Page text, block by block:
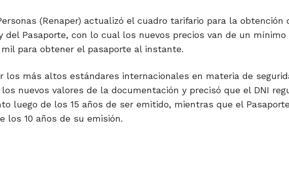
(Renaper) actualizó el cuadro tarifario para la obtención
del Pasaporte, con lo cual los nuevos precios van de un
para obtener el pasaporte al instante.
los más altos estándares internacionales en materia de
nuevos valores de la documentación y precisó que el DNI
luego de los 15 años de ser emitido, mientras que el
los 10 años de su emisión.